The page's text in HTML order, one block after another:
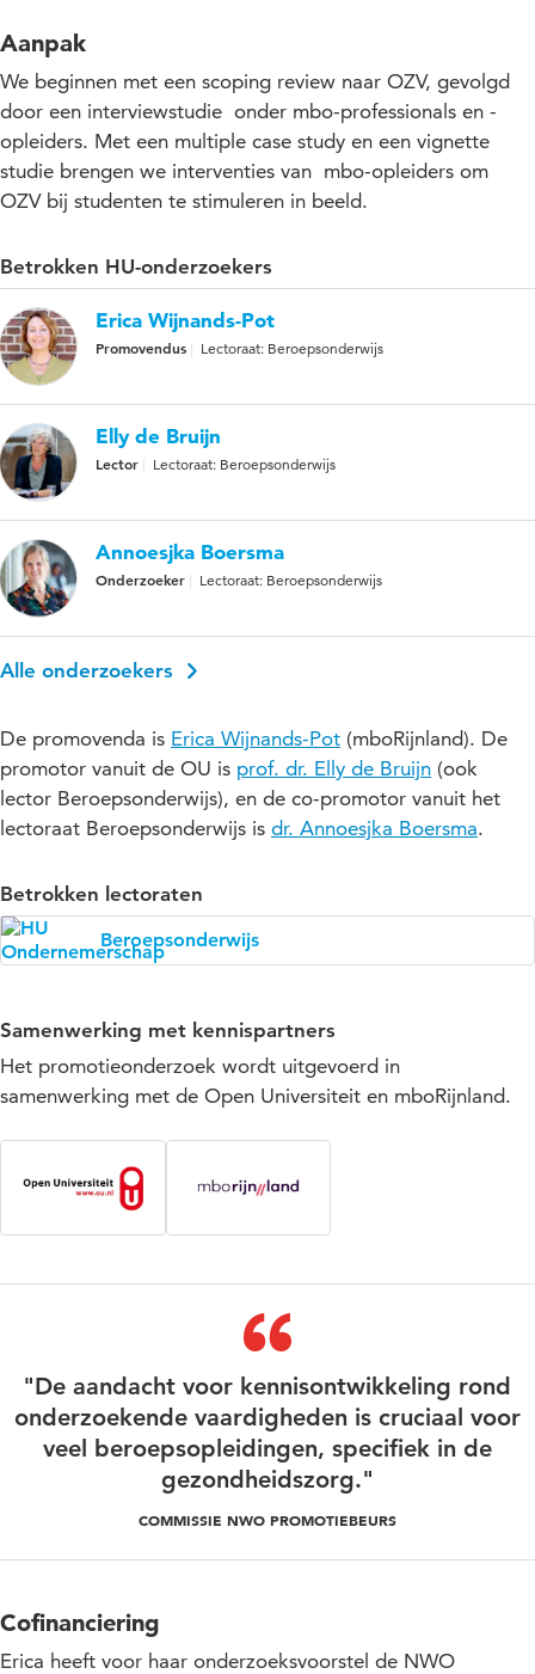
Aanpak
We beginnen met een scoping review naar OZV, gevolgd
door een interviewstudie onder mbo-professionals en -
opleiders. Met een multiple case study en een vignette
studie brengen we interventies van mbo-opleiders om
OZV bij studenten te stimuleren in beeld.
Betrokken HU-onderzoekers
Erica Wijnands-Pot
Promovendus Lectoraat: Beroepsonderwijs
Elly de Bruijn
Lector Lectoraat: Beroepsonderwijs
Annoesjka Boersma
Onderzoeker Lectoraat: Beroepsonderwijs
Alle onderzoekers
De promovenda is Erica Wijnands-Pot (mboRijnland). De
promotor vanuit de OU is prof. dr. Elly de Bruijn (ook
lector Beroepsonderwijs), en de co-promotor vanuit het
lectoraat Beroepsonderwijs is dr. Annoesjka Boersma.
Betrokken lectoraten
Beroepsonderwijs
Samenwerking met kennispartners
Het promotieonderzoek wordt uitgevoerd in
samenwerking met de Open Universiteit en mboRijnland.
"De aandacht voor kennisontwikkeling rond
onderzoekende vaardigheden is cruciaal voor
veel beroepsopleidingen, specifiek in de
gezondheidszorg."
COMMISSIE NWO PROMOTIEBEURS
Cofinanciering
Erica heeft voor haar onderzoeksvoorstel de NWO